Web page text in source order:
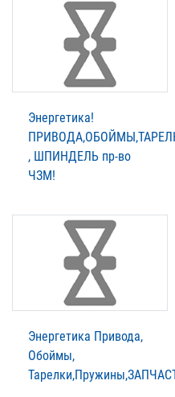
Энергетика!
, ШПИНДЕЛЬ пр-во
ЧЗМ!
Энергетика Привода,
Обоймы,